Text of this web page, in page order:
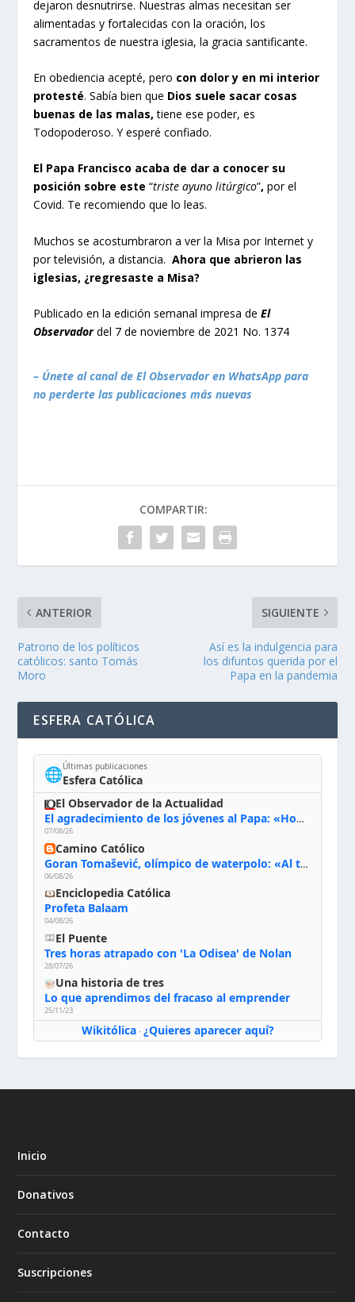
dejaron desnutrirse. Nuestras almas necesitan ser
alimentadas y fortalecidas con la oración, los
sacramentos de nuestra iglesia, la gracia santificante.
En obediencia acepté, pero con dolor y en mi interior
protesté. Sabía bien que Dios suele sacar cosas
buenas de las malas,tiene ese poder, es
Todopoderoso. Y esperé confiado.
El Papa Francisco acaba de dar a conocer su
posición sobre este“triste ayuno litúrgico”, por el
Covid. Te recomiendo que lo leas.
Muchos se acostumbraron a ver la Misa por Internet y
por televisión, a distancia.Ahora que abrieron las
iglesias, ¿regresaste a Misa?
Publicado en la edición semanal impresa deEl
Observadordel 7 de noviembre de 2021 No. 1374
– Únete al canal de El Observador en WhatsApp para
no perderte las publicaciones más nuevas
COMPARTIR:
ANTERIOR
Patrono de los políticos
católicos: santo Tomás
Moro
SIGUIENTE
Así es la indulgencia para
los difuntos querida por el
Papa en la pandemia
ESFERA CATÓLICA
🌐Últimas publicaciones
Esfera Católica
El Observador de la Actualidad
El agradecimiento de los jóvenes al Papa: «Hoy nos sentimos Iglesia»
07/08/26
Camino Católico
Goran Tomašević, olímpico de waterpolo: «Al terminar el Camino de Santiago entregué mi vida a Cristo; hablé con Dios y le dije: ‘Estoy listo; estoy a tu servicio. Puedo llevar lo que sea necesario para ti’»
06/08/26
Enciclopedia Católica
Profeta Balaam
04/08/26
El Puente
Tres horas atrapado con 'La Odisea' de Nolan
28/07/26
Una historia de tres
Lo que aprendimos del fracaso al emprender
25/11/23
Wikitólica· ¿Quieres aparecer aquí?
Inicio
Donativos
Contacto
Suscripciones